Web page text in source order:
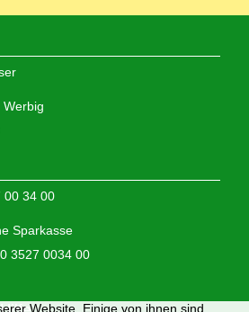
Werbig
00 34 00
Sparkasse
3527 0034 00
Website. Einige von ihnen sind